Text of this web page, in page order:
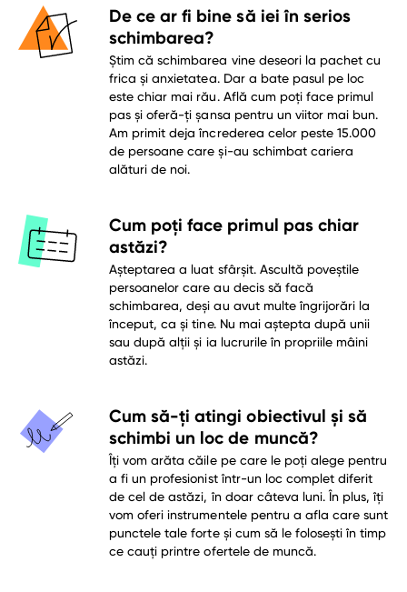
De ce ar fi bine să iei în serios
schimbarea?
Știm că schimbarea vine deseori la pachet cu
frica și anxietatea. Dar a bate pasul pe loc
este chiar mai rău. Află cum poți face primul
pas și oferă-ți șansa pentru un viitor mai bun.
Am primit deja încrederea celor peste 15.000
de persoane care și-au schimbat cariera
alături de noi.
Cum poți face primul pas chiar
astăzi?
Așteptarea a luat sfârșit. Ascultă poveștile
persoanelor care au decis să facă
schimbarea, deși au avut multe îngrijorări la
început, ca și tine. Nu mai aștepta după unii
sau după alții și ia lucrurile în propriile mâini
astăzi.
Cum să-ți atingi obiectivul și să
schimbi un loc de muncă?
Îți vom arăta căile pe care le poți alege pentru
a fi un profesionist într-un loc complet diferit
de cel de astăzi, în doar câteva luni. În plus, îți
vom oferi instrumentele pentru a afla care sunt
punctele tale forte și cum să le folosești în timp
ce cauți printre ofertele de muncă.